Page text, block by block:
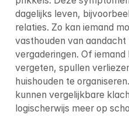
dagelijks leven,
relaties. Zo kan iemand
vasthouden van
vergaderingen. Of
vergeten, spullen
huishouden te
kunnen vergelijkbare
logischerwijs meer op